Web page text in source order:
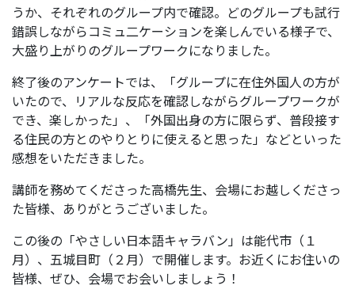
うか、それぞれのグループ内で確認。どのグループも試行
錯誤しながらコミュ二ケーションを楽しんでいる様子で、
大盛り上がりのグループワークになりました。
終了後のアンケートでは、「グループに在住外国人の方が
いたので、リアルな反応を確認しながらグループワークが
でき、楽しかった」、「外国出身の方に限らず、普段接す
る住民の方とのやりとりに使えると思った」などといった
感想をいただきました。
講師を務めてくださった高橋先生、会場にお越しくださっ
た皆様、ありがとうございました。
この後の「やさしい日本語キャラバン」は能代市（１
月）、五城目町（２月）で開催します。お近くにお住いの
皆様、ぜひ、会場でお会いしましょう！